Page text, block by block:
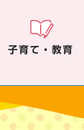
子育て・教育
リア